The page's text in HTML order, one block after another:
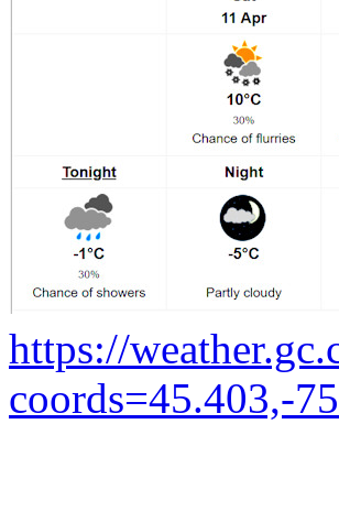
https://
coords=45.403,-